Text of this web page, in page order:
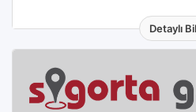
Detaylı